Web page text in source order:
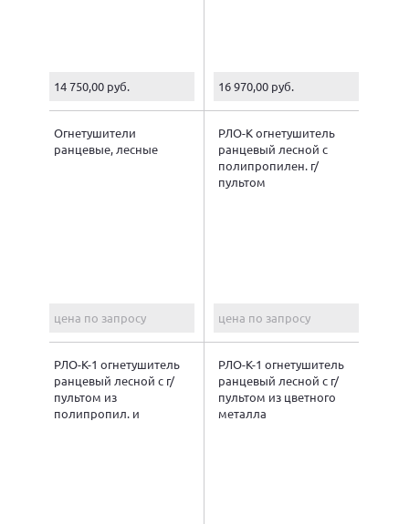
14 750,00 руб. 16 970,00 руб.
Огнетушители
ранцевые, лесные
цена по запросу
РЛО-К огнетушитель
ранцевый лесной с
полипропилен. г/
пультом
цена по запросу
РЛО-К-1 огнетушитель
ранцевый лесной с г/
пультом из
полипропил. и
РЛО-К-1 огнетушитель
ранцевый лесной с г/
пультом из цветного
металла